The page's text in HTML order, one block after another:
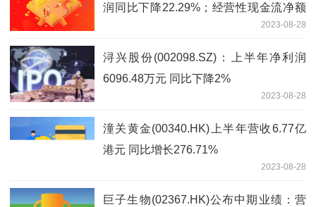
润同比下降22.29%；经营性现金流净额
2023-08-28
浔兴股份(002098.SZ)：上半年净利润
6096.48万元 同比下降2%
2023-08-28
潼关黄金(00340.HK)上半年营收6.77亿
港元 同比增长276.71%
2023-08-28
巨子生物(02367.HK)公布中期业绩：营